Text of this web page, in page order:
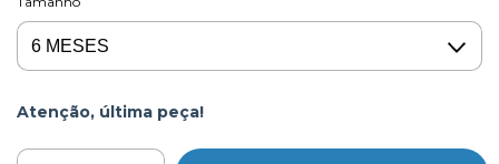
Atenção, última peça!